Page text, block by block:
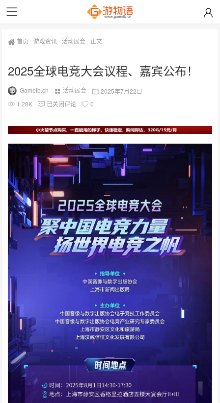
首页 -游戏资讯-活动展会- 正文
2025全球电竞大会议程、嘉宾公布！
Gameib.cn 活动展会
2025年7月22日
1.28K
已关闭评论 0